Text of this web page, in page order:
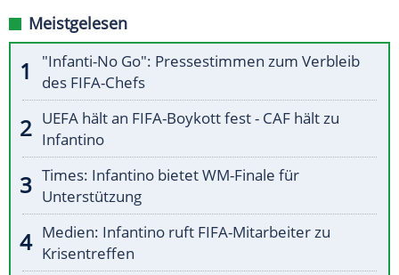
Meistgelesen
"Infanti-No Go": Pressestimmen zum Verbleib
des FIFA-Chefs
UEFA hält an FIFA-Boykott fest - CAF hält zu
Infantino
Times: Infantino bietet WM-Finale für
Unterstützung
Medien: Infantino ruft FIFA-Mitarbeiter zu
Krisentreffen